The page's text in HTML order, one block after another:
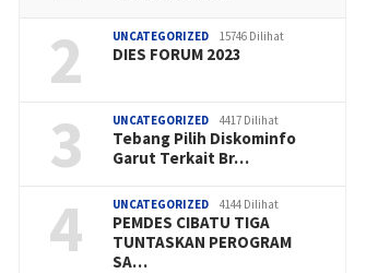
2 UNCATEGORIZED 15746 Dilihat
DIES FORUM 2023
3 UNCATEGORIZED 4417 Dilihat
Tebang Pilih Diskominfo
Garut Terkait Br…
4 UNCATEGORIZED 4144 Dilihat
PEMDES CIBATU TIGA
TUNTASKAN PEROGRAM
SA…